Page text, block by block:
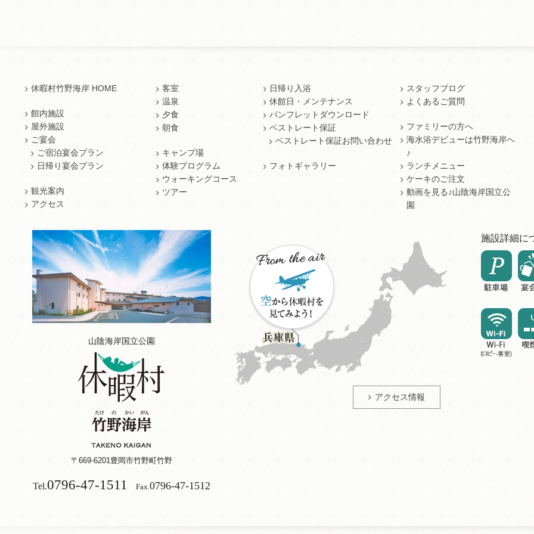
休暇村竹野海岸 HOME
館内施設
屋外施設
ご宴会
ご宿泊宴会プラン
日帰り宴会プラン
観光案内
アクセス
客室
温泉
夕食
朝食
キャンプ場
体験プログラム
ウォーキングコース
ツアー
日帰り入浴
休館日・メンテナンス
パンフレットダウンロード
ベストレート保証
ベストレート保証お問い合わせ
フォトギャラリー
スタッフブログ
よくあるご質問
ファミリーの方へ
海水浴デビューは竹野海岸へ
♪
ランチメニュー
ケーキのご注文
動画を見る♪山陰海岸国立公
園
山陰海岸国立公園
〒669-6201 豊岡市竹野町竹野
Tel.0796-47-1511 Fax. 0796-47-1512
アクセス情報
施設詳細に